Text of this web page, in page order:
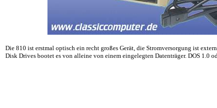
Die 810 ist erstmal optisch ein recht großes Gerät, die Stromversorgung ist
Disk Drives bootet es von alleine von einem eingelegten Datenträger. DOS 1.0